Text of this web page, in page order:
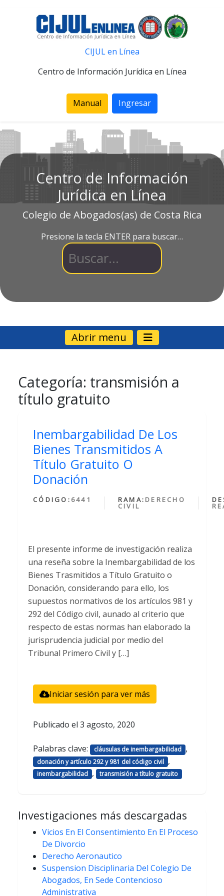
CIJUL en Línea
Centro de Información Jurídica en Línea
Manual Ingresar
Centro de Información
Jurídica en Línea
Colegio de Abogados(as) de Costa Rica
Presione la tecla ENTER para buscar…
Abrir menu
Categoría: transmisión a
título gratuito
Inembargabilidad De Los
Bienes Transmitidos A
Título Gratuito O
Donación
CÓDIGO: 6441 RAMA: DERECHO
CIVIL
El presente informe de investigación realiza
una reseña sobre la Inembargabilidad de los
Bienes Trasmitidos a Título Gratuito o
Donación, considerando para ello, los
supuestos normativos de los artículos 981 y
292 del Código civil, aunado al criterio que
respecto de estas normas han elaborado la
jurisprudencia judicial por medio del
Tribunal Primero Civil y […]
Iniciar sesión para ver más
Publicado el 3 agosto, 2020
Palabras clave: cláusulas de inembargabilidad ,
donación y artículo 292 y 981 del código civil ,
inembargabilidad , transmisión a título gratuito
Investigaciones más descargadas
Vicios En El Consentimiento En El Proceso
De Divorcio
Derecho Aeronautico
Suspension Disciplinaria Del Colegio De
Abogados, En Sede Contencioso
Administrativa